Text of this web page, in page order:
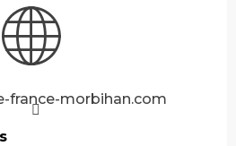
france-morbihan.com